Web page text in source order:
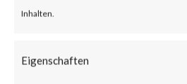
Inhalten.
Eigenschaften
critical by VMware.
Why is this